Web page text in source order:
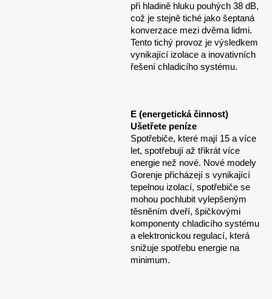
při hladině hluku pouhých 38 dB,
což je stejně tiché jako šeptaná
konverzace mezi dvěma lidmi.
Tento tichý provoz je výsledkem
vynikající izolace a inovativních
řešení chladicího systému.
E (energetická činnost)
Ušetřete peníze
Spotřebiče, které mají 15 a více
let, spotřebují až třikrát více
energie než nové. Nové modely
Gorenje přicházejí s vynikající
tepelnou izolací, spotřebiče se
mohou pochlubit vylepšeným
těsněním dveří, špičkovými
komponenty chladicího systému
a elektronickou regulací, která
snižuje spotřebu energie na
minimum.